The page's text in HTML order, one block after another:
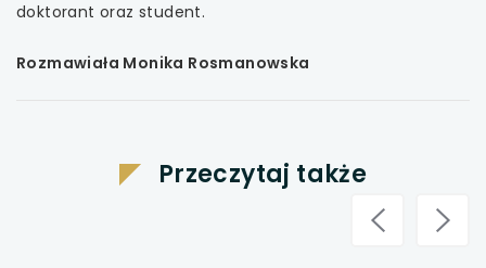
doktorant oraz student.
Rozmawiała Monika Rosmanowska
Przeczytaj także